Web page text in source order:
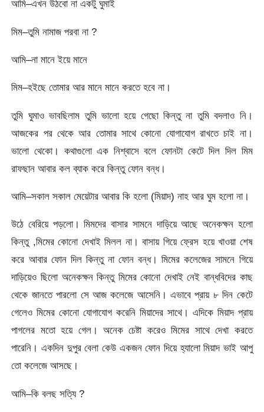
আমি–এখন উঠবো না একটু ঘুমাই
মিম–তুমি নামাজ পরবা না ?
আমি–না মানে ইয়ে মানে
মিম–হইছে তোমার আর মানে মানে করতে হবে না।
তুমি ঘুমাও ভাবছিলাম তুমি ভালো হয়ে গেছো কিন্তু না তুমি বদলাও নি।
আজকের পর থেকে আর তোমার সাথে কোনো যোগাযোগ রাখতে চাই না।
ভালো থেকো। কথাগুলো এক নিশ্বাসে বলে ফোনটা কেটে দিল দিল মিম
রাফছান আবার কল ব্যাক করে কিন্তু ফোন বন্ধ।
আমি–সকাল সকাল মেয়েটার আবার কি হলো (মিয়াদ) নাহ আর ঘুম হলো না।
উঠে বেরিয়ে পড়লো। মিমদের বাসার সামনে দাড়িয়ে আছে অনেকক্ষন হলো
কিন্তু ,মিমের কোনো দেখাই মিলল না। বাসায় গিয়ে ফ্রেস হয়ে খাওয়া শেষ
করে আবার ফোন দিল কিন্তু না ফোন বন্ধ। মিমের কলেজের সামনে গিয়ে
দাড়িয়েও ছিলো অনেকক্ষন কিন্তু মিমের কোনো দেখাই নেই বান্ধবিদের কাছ
থেকে জানতে পারলো সে আজ কলেজে আসেনি। এভাবে প্রায় ৮ দিন কেটে
গেলেও মিমের কোনো যোগাযোগ করেনি মিয়াদের সাথে। এদিকে মিয়াদ প্রায়
পাগলের মতো হয়ে গেল। অনেক চেষ্টা করেও মিমের সাথে দেখা করতে
পারেনি। একদিন দুপুর বেলা কেউ একজন ফোন দিয়ে হ্যালো মিয়াদ ভাই আপু
তো কলেজে আসছে।
আমি–কি বলছ সত্যি ?